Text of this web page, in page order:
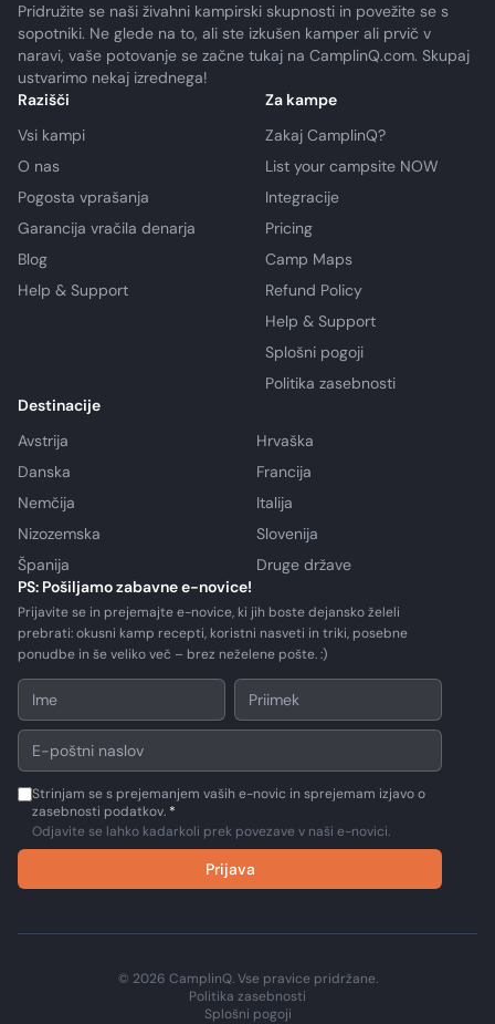
Pridružite se naši živahni kampirski skupnosti in povežite se s
sopotniki. Ne glede na to, ali ste izkušen kamper ali prvič v
naravi, vaše potovanje se začne tukaj na CamplinQ.com. Skupaj
ustvarimo nekaj izrednega!
Razišči
Vsi kampi
O nas
Pogosta vprašanja
Garancija vračila denarja
Blog
Help & Support
Za kampe
Zakaj CamplinQ?
List your campsite NOW
Integracije
Pricing
Camp Maps
Refund Policy
Help & Support
Splošni pogoji
Politika zasebnosti
Destinacije
Avstrija
Hrvaška
Danska
Francija
Nemčija
Italija
Nizozemska
Slovenija
Španija
Druge države
PS: Pošiljamo zabavne e-novice!
Prijavite se in prejemajte e-novice, ki jih boste dejansko želeli
prebrati: okusni kamp recepti, koristni nasveti in triki, posebne
ponudbe in še veliko več – brez neželene pošte. :)
Strinjam se s prejemanjem vaših e-novic in sprejemam izjavo o
zasebnosti podatkov. *
Odjavite se lahko kadarkoli prek povezave v naši e-novici.
Prijava
© 2026 CamplinQ. Vse pravice pridržane.
Politika zasebnosti
Splošni pogoji